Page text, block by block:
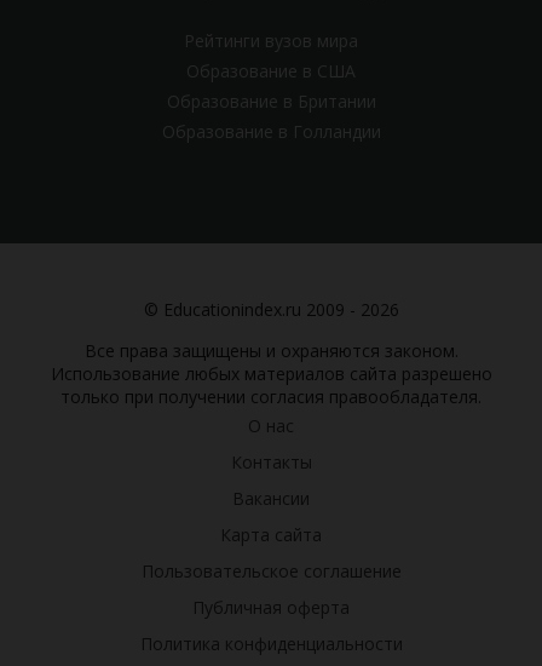
Рейтинги вузов мира
Образование в США
Образование в Британии
Образование в Голландии
© Educationindex.ru 2009 - 2026
Все права защищены и охраняются законом.
Использование любых материалов сайта разрешено
только при получении согласия правообладателя.
О нас
Контакты
Вакансии
Карта сайта
Пользовательское соглашение
Публичная оферта
Политика конфиденциальности